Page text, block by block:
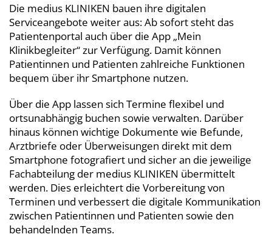
Die medius KLINIKEN bauen ihre digitalen
Serviceangebote weiter aus: Ab sofort steht das
Patientenportal auch über die App „Mein
Klinikbegleiter“ zur Verfügung. Damit können
Patientinnen und Patienten zahlreiche Funktionen
bequem über ihr Smartphone nutzen.
Über die App lassen sich Termine flexibel und
ortsunabhängig buchen sowie verwalten. Darüber
hinaus können wichtige Dokumente wie Befunde,
Arztbriefe oder Überweisungen direkt mit dem
Smartphone fotografiert und sicher an die jeweilige
Fachabteilung der medius KLINIKEN übermittelt
werden. Dies erleichtert die Vorbereitung von
Terminen und verbessert die digitale Kommunikation
zwischen Patientinnen und Patienten sowie den
behandelnden Teams.